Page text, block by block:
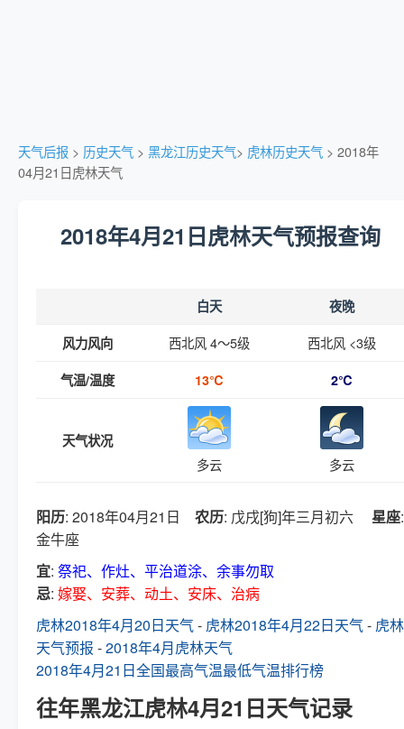
天气后报 > 历史天气 > 黑龙江历史天气> 虎林历史天气 > 2018年
04月21日虎林天气
2018年4月21日虎林天气预报查询
白天 夜晚
风力风向 西北风 4～5级 西北风 <3级
气温/温度 13℃ 2℃
天气状况
多云 多云
阳历: 2018年04月21日 农历: 戊戌[狗]年三月初六 星座:
金牛座
宜: 祭祀、作灶、平治道涂、余事勿取
忌: 嫁娶、安葬、动土、安床、治病
虎林2018年4月20日天气- 虎林2018年4月22日天气- 虎林
天气预报 -2018年4月虎林天气
2018年4月21日全国最高气温最低气温排行榜
往年黑龙江虎林4月21日天气记录